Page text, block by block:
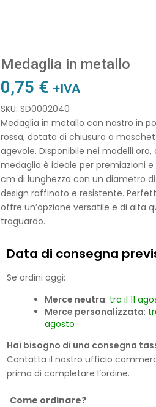
Medaglia in metallo
0,75 € +IVA
SKU: SD0002040
Medaglia in metallo con nastro in
rossa, dotata di chiusura a
agevole. Disponibile nei modelli
medaglia è ideale per premiazioni
cm di lunghezza con un diametro
design raffinato e resistente.
offre un’opzione versatile e di alta
traguardo.
Data di consegna
Se ordini oggi:
Merce neutra: tra il 11
Merce personalizzata:
agosto
Hai bisogno di una consegna
Contatta il nostro ufficio
prima di completare l’ordine.
Come ordinare?